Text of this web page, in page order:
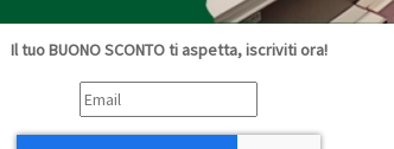
Il tuo BUONO SCONTO ti aspetta, iscriviti ora!
conoscenza di questa antica e
(origine,...Continua »
COMPRA